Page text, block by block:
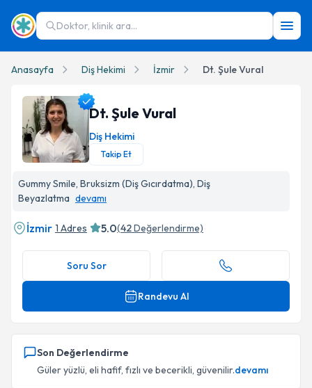
Doktor, klinik ara...
Anasayfa Diş Hekimi İzmir Dt. Şule Vural
Dt. Şule Vural
Diş Hekimi
Takip Et
Gummy Smile, Bruksizm (Diş Gıcırdatma), Diş
Beyazlatma devamı
İzmir 1 Adres 5.0(42Değerlendirme)
Soru Sor
Randevu Al
Son Değerlendirme
Güler yüzlü, eli hafif, fızlı ve becerikli, güvenilir.devamı